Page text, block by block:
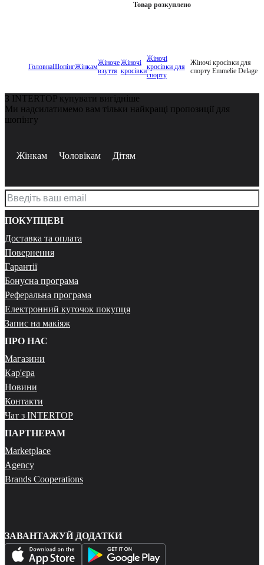
Товар розкуплено
ГоловнаШопінгЖінкамЖіноче
взуття
Жіночі
кросівки
Жіночі
кросівки для
спорту
Жіночі кросівки для
спорту Emmelie Delage
З INTERTOP купувати вигідніше
Ми надсилатимемо вам тільки найкращі пропозиції для
шопінгу
Жінкам Чоловікам Дітям
ПОКУПЦЕВІ
Доставка та оплата
Повернення
Гарантії
Бонусна програма
Реферальна програма
Електронний куточок покупця
Запис на макіяж
ПРО НАС
Магазини
Кар'єра
Новини
Контакти
Чат з INTERTOP
ПАРТНЕРАМ
Marketplace
Agency
Brands Cooperations
ЗАВАНТАЖУЙ ДОДАТКИ